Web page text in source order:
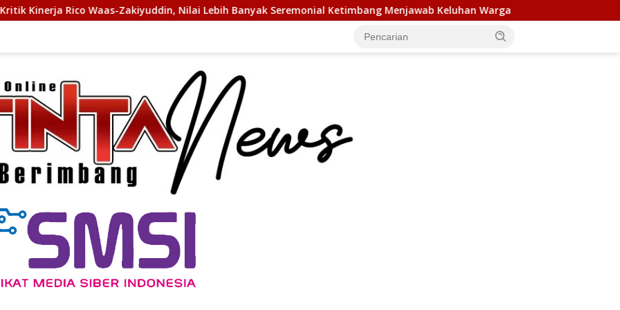
Nilai Lebih Banyak Seremonial Ketimbang Menjawab Keluhan Warga Terima Audiensi BNKP, Gubernur